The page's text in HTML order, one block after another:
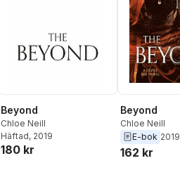
Beyond
Chloe Neill
Häftad, 2019
180 kr
Beyond
Chloe Neill
E-bok 2019
162 kr